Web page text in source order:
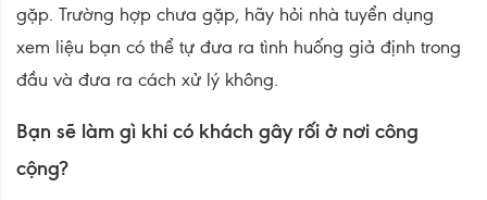
gặp. Trường hợp chưa gặp, hãy hỏi nhà tuyển dụng
xem liệu bạn có thể tự đưa ra tình huống giả định trong
đầu và đưa ra cách xử lý không.
Bạn sẽ làm gì khi có khách gây rối ở nơi công
cộng?